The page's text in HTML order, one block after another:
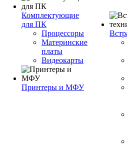
Комплектующие
для ПК
Процессоры
Материнские
платы
Видеокарты
Принтеры и МФУ